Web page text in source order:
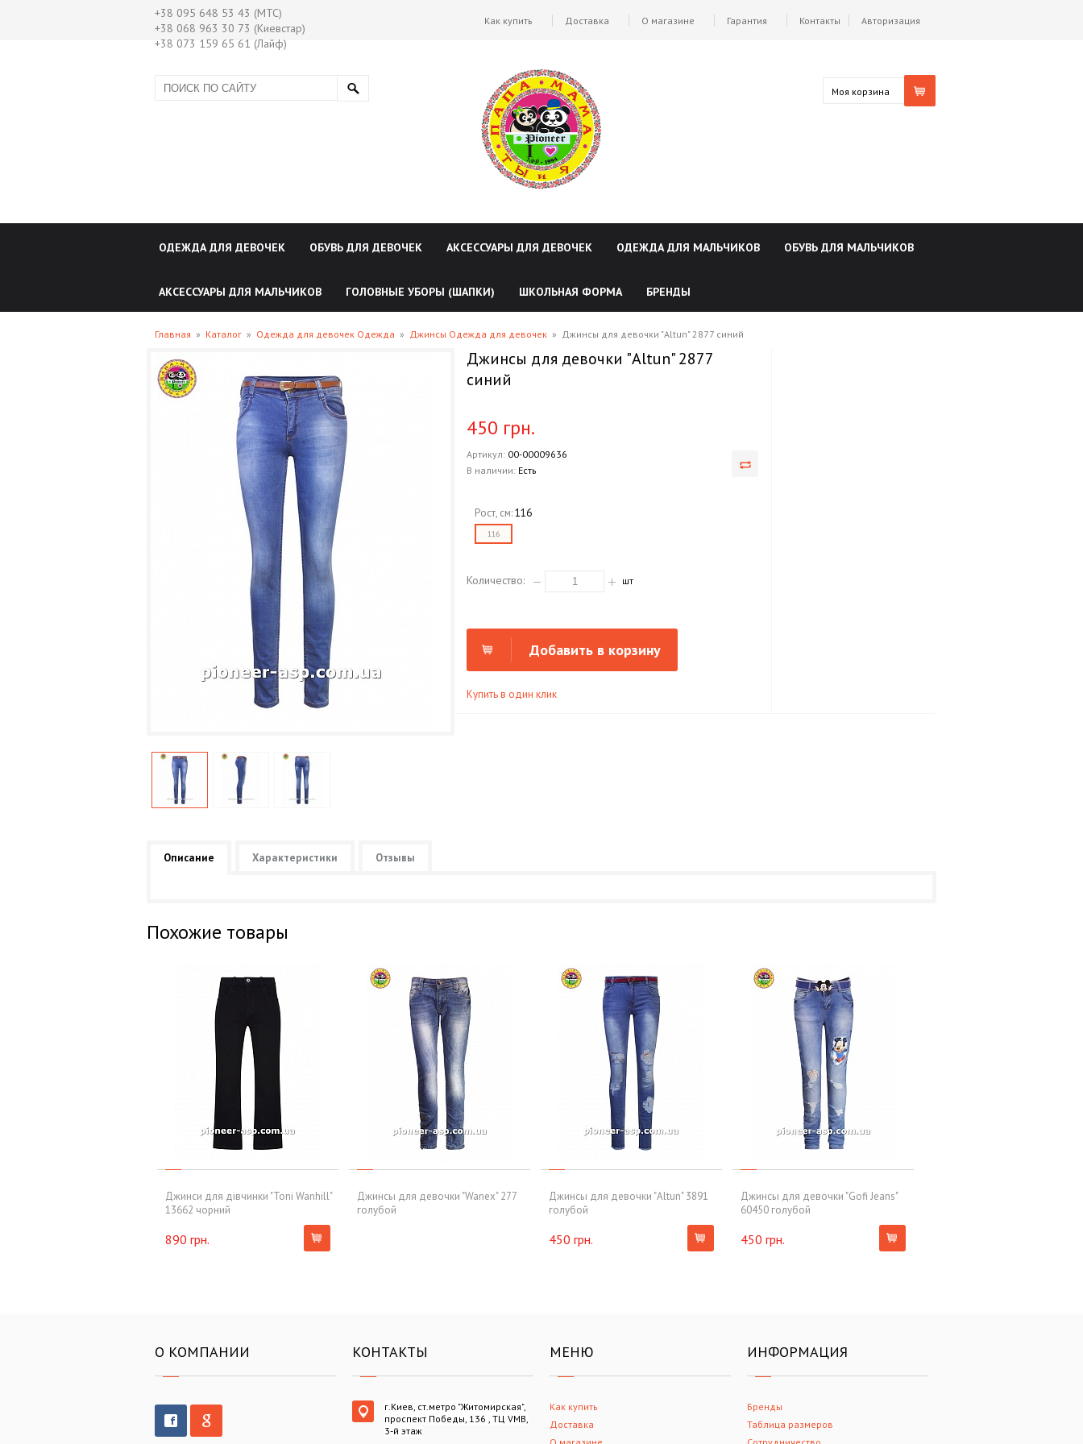
+38 095 648 53 43 (МТС)
+38 068 963 30 73 (Киевстар)
+38 073 159 65 61 (Лайф)
Авторизация
Как купить Доставка О магазине Гарантия Контакты
Моя корзина
ОДЕЖДА ДЛЯ ДЕВОЧЕК ОБУВЬ ДЛЯ ДЕВОЧЕК АКСЕССУАРЫ ДЛЯ ДЕВОЧЕК ОДЕЖДА ДЛЯ МАЛЬЧИКОВ ОБУВЬ ДЛЯ МАЛЬЧИКОВ
АКСЕССУАРЫ ДЛЯ МАЛЬЧИКОВ ГОЛОВНЫЕ УБОРЫ (ШАПКИ) ШКОЛЬНАЯ ФОРМА БРЕНДЫ
Главная » Каталог » Одежда для девочек Одежда » Джинсы Одежда для девочек » Джинсы для девочки "Altun" 2877 синий
Джинсы для девочки "Altun" 2877
синий
450 грн.
Артикул: 00-00009636
В наличии: Есть
Рост, см:116
116
Количество: шт
Добавить в корзину
Купить в один клик
Описание Характеристики Отзывы
Похожие товары
Джинси для дівчинки "Toni Wanhill"
13662 чорний
890 грн.
Джинсы для девочки "Wanex" 277
голубой
Джинсы для девочки "Altun" 3891
голубой
450 грн.
Джинсы для девочки "Gofi Jeans"
60450 голубой
450 грн.
О КОМПАНИИ КОНТАКТЫ
г.Киев, ст.метро "Житомирская",
проспект Победы, 136 , ТЦ VMB,
3-й этаж
МЕНЮ
Как купить
Доставка
ИНФОРМАЦИЯ
Бренды
Таблица размеров